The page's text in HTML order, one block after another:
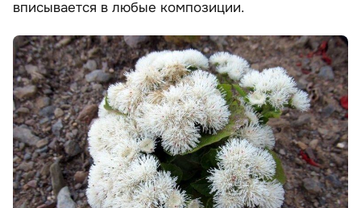
вписывается в любые композиции.